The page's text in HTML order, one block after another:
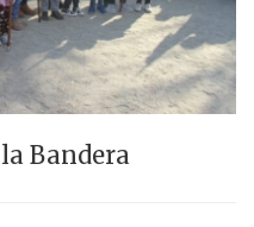
Bandera